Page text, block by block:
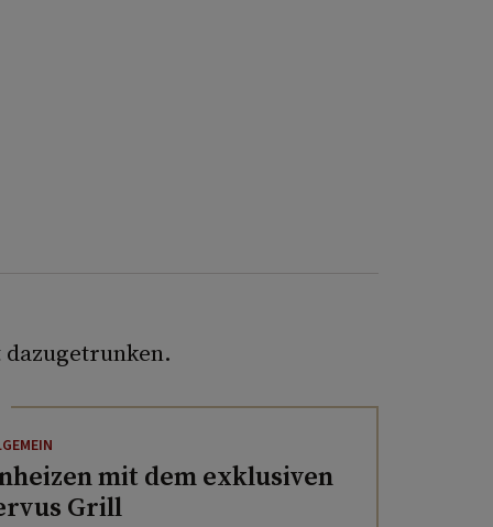
mit dem exklusiven
Grill